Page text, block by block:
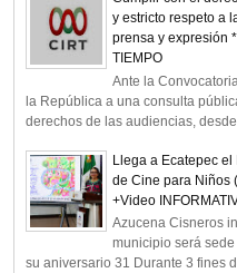
y estricto respeto a
prensa y expresión
TIEMPO
Ante la
la República a una consulta
derechos de las audiencias,
Llega a Ecatepec
de Cine para Niños
+Video
Azucena Cisneros
municipio será
su aniversario 31 Durante 3 fines